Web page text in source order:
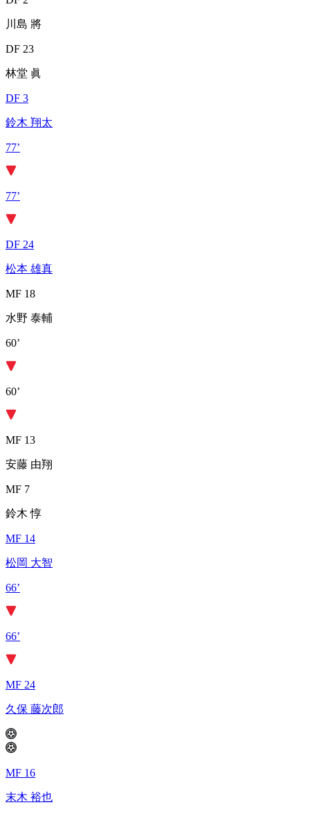
川島 將
DF 23
林堂 眞
DF 3
鈴木 翔太
77’
77’
DF 24
松本 雄真
MF 18
水野 泰輔
60’
60’
MF 13
安藤 由翔
MF 7
鈴木 惇
MF 14
松岡 大智
66’
66’
MF 24
久保 藤次郎
MF 16
末木 裕也